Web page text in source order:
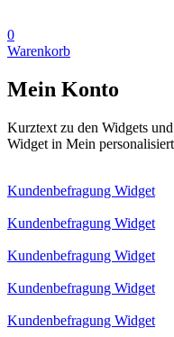
0
Warenkorb
Mein Konto
Kurztext zu den Widgets
Widget in Mein
Kundenbefragung Widget
Kundenbefragung Widget
Kundenbefragung Widget
Kundenbefragung Widget
Kundenbefragung Widget